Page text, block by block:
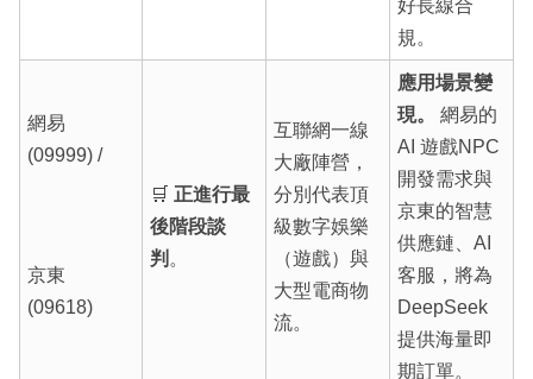
好長線合
規。
網易
(09999) /
京東
(09618)
🛒 正進行最
後階段談
判 。
互聯網一線
大廠陣營，
分別代表頂
級數字娛樂
（遊戲）與
大型電商物
流。
應用場景變
現。
網易的
AI 遊戲NPC
開發需求與
京東的智慧
供應鏈、AI
客服，將為
DeepSeek
提供海量即
期訂單。